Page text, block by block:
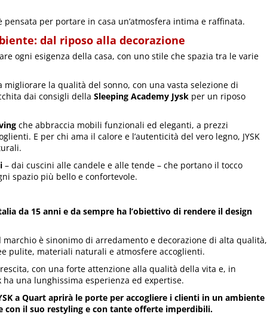
pensata per portare in casa un’atmosfera intima e raffinata.
dal riposo alla decorazione
ogni esigenza della casa, con uno stile che spazia tra le varie
migliorare la qualità del sonno, con una vasta selezione di
dai consigli della Sleeping Academy Jysk per un riposo
che abbraccia mobili funzionali ed eleganti, a prezzi
E per chi ama il calore e l’autenticità del vero legno, JYSK
– dai cuscini alle candele e alle tende – che portano il tocco
spazio più bello e confortevole.
da 15 anni e da sempre ha l’obiettivo di rendere il design
è sinonimo di arredamento e decorazione di alta qualità,
pulite, materiali naturali e atmosfere accoglienti.
con una forte attenzione alla qualità della vita e, in
una lunghissima esperienza ed expertise.
a Quart aprirà le porte per accogliere i clienti in un ambiente
il suo restyling e con tante offerte imperdibili.